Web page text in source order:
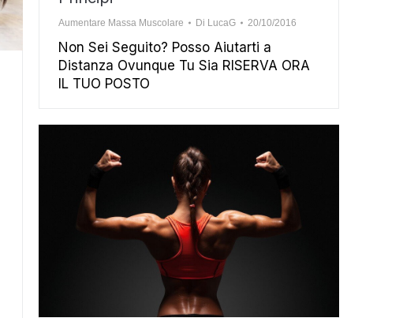
Aumentare Massa Muscolare Di LucaG 20/10/2016
Non Sei Seguito? Posso Aiutarti a
Distanza Ovunque Tu Sia RISERVA ORA
IL TUO POSTO